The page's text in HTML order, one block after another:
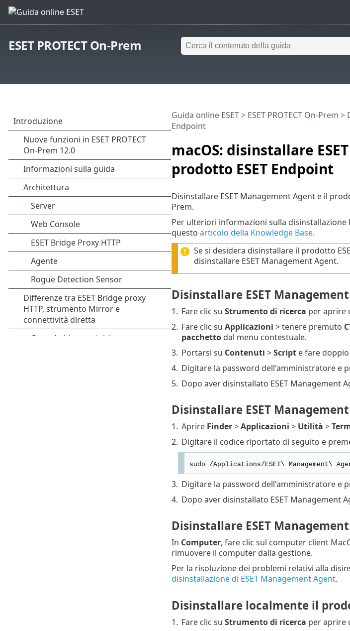
ESET PROTECT On-Prem
macOS: disinstallare
prodotto ESET Endpoint
Guida online ESET> ESET PROTECT On-Prem >
Endpoint
Disinstallare ESET Management Agent e il
Prem.
Per ulteriori informazioni sulla disinstallazione
questo articolo della Knowledge Base.
Se si desidera disinstallare il prodotto
disinstallare ESET Management Agent.
Disinstallare ESET
1. Fare clic su Strumento di ricerca per aprire
2. Fare clic su Applicazioni > tenere premuto
pacchettodal menu contestuale.
3. Portarsi su Contenuti >Scripte fare doppio
4. Digitare la password dell'amministratore e
5. Dopo aver disinstallato ESET Management
Disinstallare ESET
1. Aprire Finder>Applicazioni > Utilità >
2. Digitare il codice riportato di seguito e
sudo /Applications/ESET\ Management\
3. Digitare la password dell'amministratore e
4. Dopo aver disinstallato ESET Management
Disinstallare ESET
In Computer, fare clic sul computer client
rimuovere il computer dalla gestione.
Per la risoluzione dei problemi relativi alla
disinstallazione di ESET Management Agent.
Disinstallare localmente il
1. Fare clic su Strumento di ricerca per aprire